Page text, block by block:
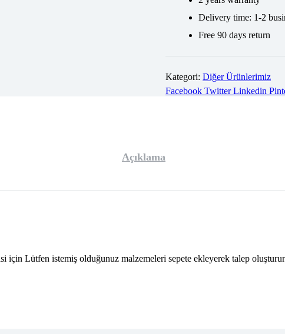
Delivery time: 1-2
Free 90 days return
Kategori:Diğer Ürünlerimiz
Facebook Twitter Linkedin
Açıklama
Lütfen istemiş olduğunuz malzemeleri sepete ekleyerek talep